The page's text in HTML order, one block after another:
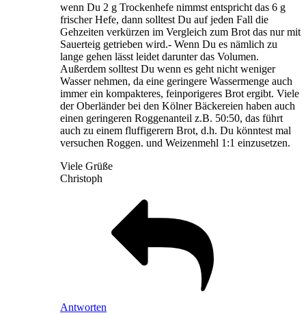
wenn Du 2 g Trockenhefe nimmst entspricht das 6 g
frischer Hefe, dann solltest Du auf jeden Fall die
Gehzeiten verkürzen im Vergleich zum Brot das nur mit
Sauerteig getrieben wird.- Wenn Du es nämlich zu
lange gehen lässt leidet darunter das Volumen.
Außerdem solltest Du wenn es geht nicht weniger
Wasser nehmen, da eine geringere Wassermenge auch
immer ein kompakteres, feinporigeres Brot ergibt. Viele
der Oberländer bei den Kölner Bäckereien haben auch
einen geringeren Roggenanteil z.B. 50:50, das führt
auch zu einem fluffigerern Brot, d.h. Du könntest mal
versuchen Roggen. und Weizenmehl 1:1 einzusetzen.
Viele Grüße
Christoph
Antworten